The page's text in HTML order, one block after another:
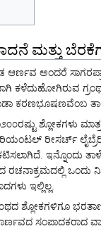
ಮತ್ತು
ಆರ್ಣವ ಅಂದರೆ
ಕರಣಭೂಷಣವೆಂಬ
ಶ್ಲೋಕಗಳು
ಓರಿಯಂಟಲ್ ರೀಸರ್ಚ್
ಇನ್ನೊಂದು
ರಚನಾಕ್ರಮದಲ್ಲಿ
ಇಲ್ಲಿಲ್ಲ.
ಶ್ಲೋಕಗಳಿಗೂ
ಸಂಪಾದಕರಾದ